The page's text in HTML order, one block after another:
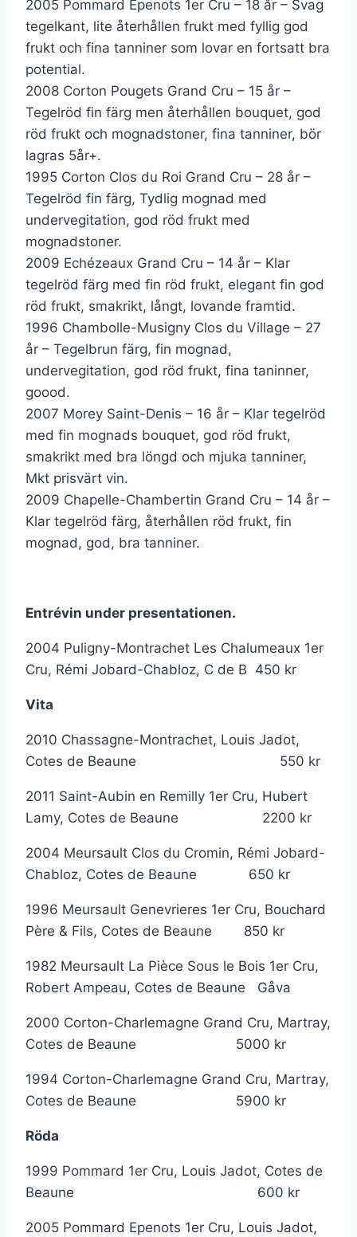
2005 Pommard Epenots 1er Cru – 18 år – Svag
tegelkant, lite återhållen frukt med fyllig god
frukt och fina tanniner som lovar en fortsatt bra
potential.
2008 Corton Pougets Grand Cru – 15 år –
Tegelröd fin färg men återhållen bouquet, god
röd frukt och mognadstoner, fina tanniner, bör
lagras 5år+.
1995 Corton Clos du Roi Grand Cru – 28 år –
Tegelröd fin färg, Tydlig mognad med
undervegitation, god röd frukt med
mognadstoner.
2009 Echézeaux Grand Cru – 14 år – Klar
tegelröd färg med fin röd frukt, elegant fin god
röd frukt, smakrikt, långt, lovande framtid.
1996 Chambolle-Musigny Clos du Village – 27
år – Tegelbrun färg, fin mognad,
undervegitation, god röd frukt, fina taninner,
goood.
2007 Morey Saint-Denis – 16 år – Klar tegelröd
med fin mognads bouquet, god röd frukt,
smakrikt med bra löngd och mjuka tanniner,
Mkt prisvärt vin.
2009 Chapelle-Chambertin Grand Cru – 14 år –
Klar tegelröd färg, återhållen röd frukt, fin
mognad, god, bra tanniner.
Entrévin under presentationen.
2004 Puligny-Montrachet Les Chalumeaux 1er
Cru, Rémi Jobard-Chabloz, C de B 450 kr
Vita
2010 Chassagne-Montrachet, Louis Jadot,
Cotes de Beaune 550 kr
2011 Saint-Aubin en Remilly 1er Cru, Hubert
Lamy, Cotes de Beaune 2200 kr
2004 Meursault Clos du Cromin, Rémi Jobard-
Chabloz, Cotes de Beaune 650 kr
1996 Meursault Genevrieres 1er Cru, Bouchard
Père & Fils, Cotes de Beaune 850 kr
1982 Meursault La Pièce Sous le Bois 1er Cru,
Robert Ampeau, Cotes de Beaune Gåva
2000 Corton-Charlemagne Grand Cru, Martray,
Cotes de Beaune 5000 kr
1994 Corton-Charlemagne Grand Cru, Martray,
Cotes de Beaune 5900 kr
Röda
1999 Pommard 1er Cru, Louis Jadot, Cotes de
Beaune 600 kr
2005 Pommard Epenots 1er Cru, Louis Jadot,